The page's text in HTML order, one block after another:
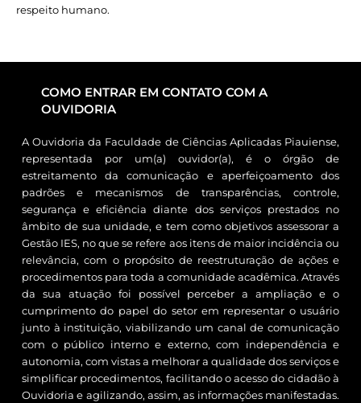
respeito humano.
COMO ENTRAR EM CONTATO COM A
OUVIDORIA
A Ouvidoria da Faculdade de Ciências Aplicadas Piauiense,
representada por um(a) ouvidor(a), é o órgão de
estreitamento da comunicação e aperfeiçoamento dos
padrões e mecanismos de transparências, controle,
segurança e eficiência diante dos serviços prestados no
âmbito de sua unidade, e tem como objetivos assessorar a
Gestão IES, no que se refere aos itens de maior incidência ou
relevância, com o propósito de reestruturação de ações e
procedimentos para toda a comunidade acadêmica. Através
da sua atuação foi possível perceber a ampliação e o
cumprimento do papel do setor em representar o usuário
junto à instituição, viabilizando um canal de comunicação
com o público interno e externo, com independência e
autonomia, com vistas a melhorar a qualidade dos serviços e
simplificar procedimentos, facilitando o acesso do cidadão à
Ouvidoria e agilizando, assim, as informações manifestadas.